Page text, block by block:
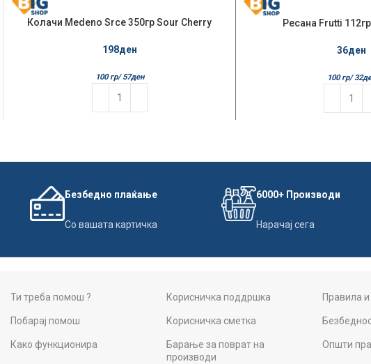
Колачи Medeno Srce 350гр Sour Cherry
198ден
100 гр/ 57ден
Ресана Frutti
36ден
100 гр/ 32
Безбедно плаќање
Со вашата картичка
6000+ Производи
Нарачај сега
Ти треба помош ?
Побарај помош
Како функционира
Корисничка поддршка
Корисничка сметка
Барање за поврат на
производи
Правила и
Општи